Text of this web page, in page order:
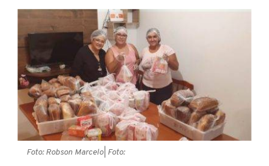
Foto: Robson Marcelo| Foto: